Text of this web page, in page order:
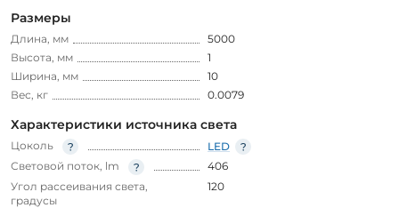
Размеры
Длина, мм
5000
Высота, мм
1
Ширина, мм
10
Вес, кг
0.0079
Характеристики источника света
Цоколь
LED
Световой поток, lm
406
Угол рассеивания света,
градусы
120